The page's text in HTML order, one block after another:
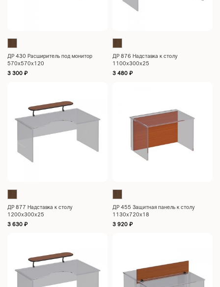
ДР 430 Расширитель под монитор
570х570х120
3 300 ₽
ДР 876 Надставка к столу
1100х300х25
3 480 ₽
ДР 877 Надставка к столу
1200х300х25
3 630 ₽
ДР 455 Защитная панель к столу
1130х720х18
3 920 ₽